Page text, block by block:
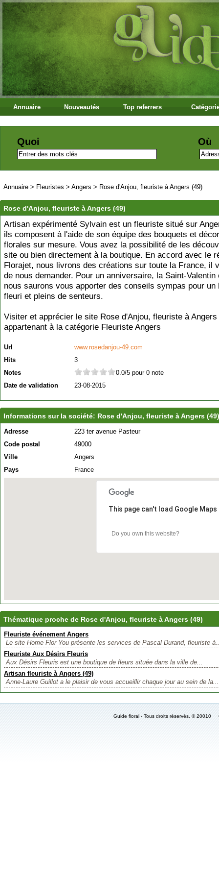
Annuaire Nouveautés Top referrers
Quoi Où
Annuaire > Fleuristes > Angers > Rose d'Anjou, fleuriste à Angers (49)
Rose d'Anjou, fleuriste à Angers (49)
Artisan expérimenté Sylvain est un fleuriste situé sur
ils composent à l'aide de son équipe des bouquets et
florales sur mesure. Vous avez la possibilité de les
site ou bien directement à la boutique. En accord avec le
Florajet, nous livrons des créations sur toute la France, il
de nous demander. Pour un anniversaire, la Saint-Valentin
nous saurons vous apporter des conseils sympas pour un
fleuri et pleins de senteurs.
Visiter et apprécier le site Rose d'Anjou, fleuriste à
appartenant à la catégorie Fleuriste Angers
Url
www.rosedanjou-49.com
Hits
3
Notes
0.0/5 pour 0 note
Date de validation
23-08-2015
Informations sur la société: Rose d'Anjou, fleuriste à Angers (49)
Adresse
223 ter avenue Pasteur
Code postal
49000
Ville
Angers
Pays
France
This page can't load Google
Do you own this website?
Thématique proche de Rose d'Anjou, fleuriste à Angers (49)
Fleuriste événement Angers
Le site Home Flor You présente les services de Pascal Durand, fleuriste
Fleuriste Aux Désirs Fleuris
Aux Désirs Fleuris est une boutique de fleurs située dans la ville de...
Artisan fleuriste à Angers (49)
Anne-Laure Guillot a le plaisir de vous accueillir chaque jour au sein de la...
Guide floral - Tous droits réservés. ©